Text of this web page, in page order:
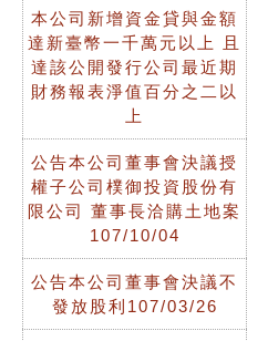
本公司新增資金貸與金額
達新臺幣一千萬元以上 且
達該公開發行公司最近期
財務報表淨值百分之二以
上
公告本公司董事會決議授
權子公司樸御投資股份有
限公司 董事長洽購土地案
107/10/04
公告本公司董事會決議不
發放股利107/03/26